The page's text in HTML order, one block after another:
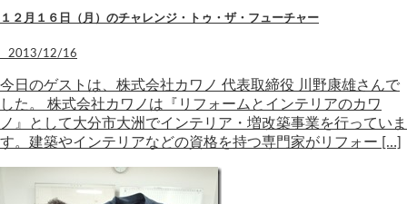
１２月１６日（月）のチャレンジ・トゥ・ザ・フューチャー
2013/12/16
今日のゲストは、株式会社カワノ 代表取締役 川野康雄さんで
した。 株式会社カワノは『リフォームとインテリアのカワ
ノ』として大分市大洲でインテリア・増改築事業を行っていま
す。建築やインテリアなどの資格を持つ専門家がリフォー […]